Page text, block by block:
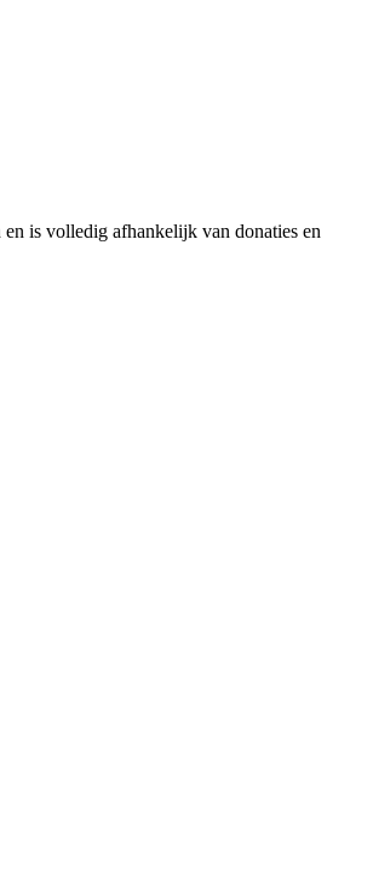
is volledig afhankelijk van donaties en